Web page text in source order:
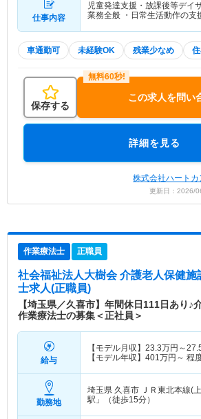
仕事内容
児童発達支援・放課後等デイ
業務全般 ・日常生活動作の支
車通勤可 未経験OK 残業少なめ
保存する
この求人を問い
詳細を見る
株式会社ハート
更新日：2026/
作業療法士 正職員
社会福祉法人大樹会 介護老人保健施
士求人(正職員)
【埼玉県／久喜市】年間休日111日あり♪
作業療法士の募集＜正社員＞
給与
【モデル月収】 23.3万円～
【モデル年収】 401万円～ 程
勤務地
埼玉県 久喜市 ＪＲ東北本線(
駅」（徒歩15分）